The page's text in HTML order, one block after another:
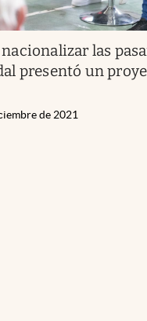
nacionalizar las
presentó un
de 2021